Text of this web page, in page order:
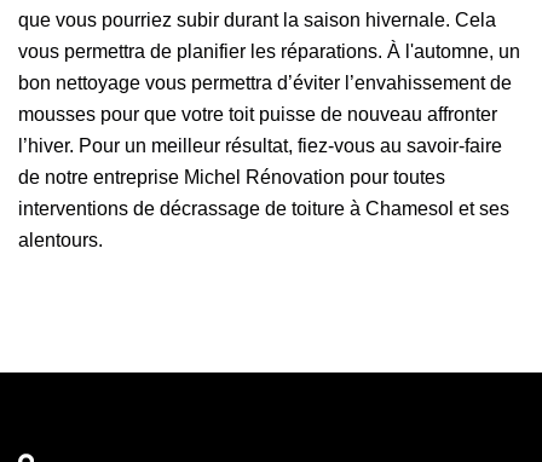
que vous pourriez subir durant la saison hivernale. Cela
vous permettra de planifier les réparations. À l'automne, un
bon nettoyage vous permettra d’éviter l’envahissement de
mousses pour que votre toit puisse de nouveau affronter
l’hiver. Pour un meilleur résultat, fiez-vous au savoir-faire
de notre entreprise Michel Rénovation pour toutes
interventions de décrassage de toiture à Chamesol et ses
alentours.